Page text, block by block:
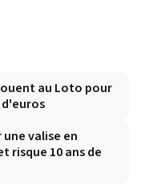
au Loto pour
valise en
risque 10 ans de